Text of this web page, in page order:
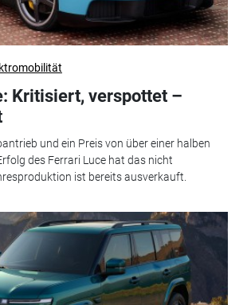
Kritisiert, verspottet –
und ein Preis von über einer halben
des Ferrari Luce hat das nicht
ist bereits ausverkauft.